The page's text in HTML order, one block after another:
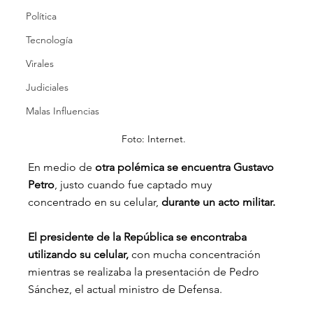
Política
Tecnología
Virales
Judiciales
Malas Influencias
Foto: Internet.
En medio de otra polémica se encuentra Gustavo
Petro , justo cuando fue captado muy
concentrado en su celular, durante un acto militar.
El presidente de la República se encontraba
utilizando su celular, con mucha concentración
mientras se realizaba la presentación de Pedro
Sánchez, el actual ministro de Defensa.